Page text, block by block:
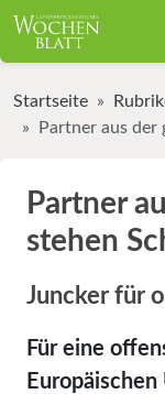
Startseite
Partner aus der
Partner
stehen
Juncker für
Für eine